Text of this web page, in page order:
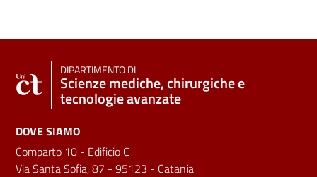
DIPARTIMENTO DI
Scienze mediche, chirurgiche e
tecnologie avanzate
DOVE SIAMO
Comparto 10 - Edificio C
Via Santa Sofia, 87 - 95123 - Catania